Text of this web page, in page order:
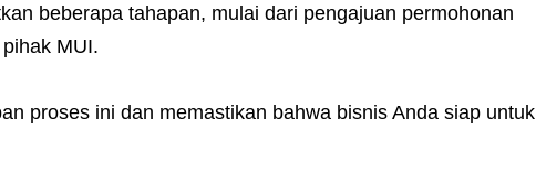
beberapa tahapan, mulai dari pengajuan permohonan
MUI.
proses ini dan memastikan bahwa bisnis Anda siap untuk